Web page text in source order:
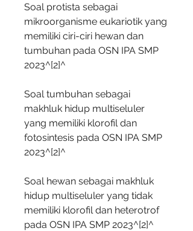
Soal protista sebagai
mikroorganisme eukariotik yang
memiliki ciri-ciri hewan dan
tumbuhan pada OSN IPA SMP
2023^[2]^
Soal tumbuhan sebagai
makhluk hidup multiseluler
yang memiliki klorofil dan
fotosintesis pada OSN IPA SMP
2023^[2]^
Soal hewan sebagai makhluk
hidup multiseluler yang tidak
memiliki klorofil dan heterotrof
pada OSN IPA SMP 2023^[2]^